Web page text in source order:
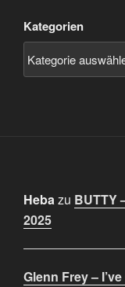
Kategorien
Hebazu BUTTY
2025
Glenn Frey –